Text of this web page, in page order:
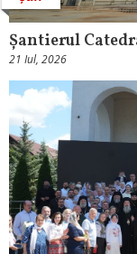
Șantierul
21 Iul, 2026